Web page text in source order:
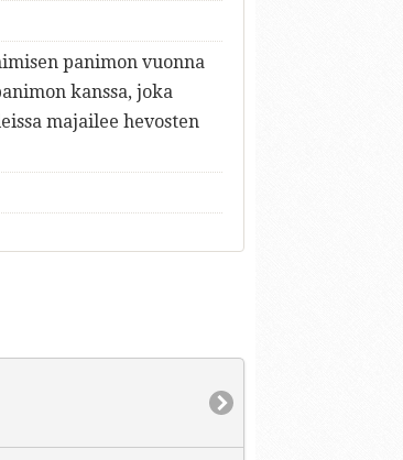
panimon vuonna
kanssa, joka
majailee hevosten